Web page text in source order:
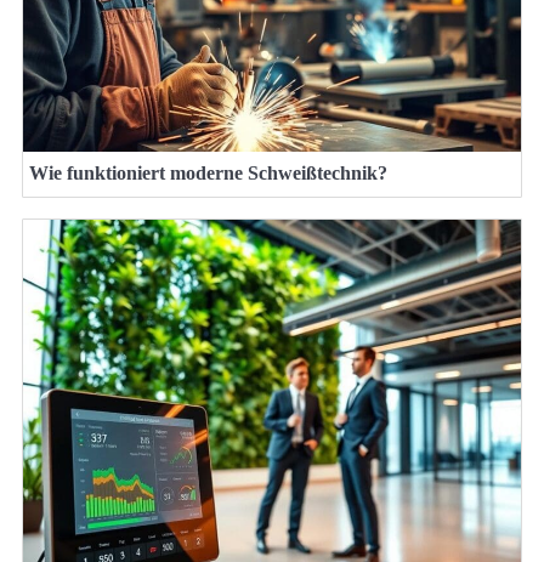
Wie funktioniert moderne Schweißtechnik?